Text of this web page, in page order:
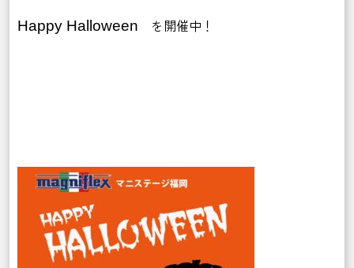
Happy Halloween を開催中！